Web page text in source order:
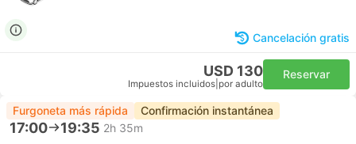
Cancelación gratis
USD 130
Impuestos incluidos por adulto
Reservar
Furgoneta más rápida Confirmación instantánea
17:00 19:35 2h 35m